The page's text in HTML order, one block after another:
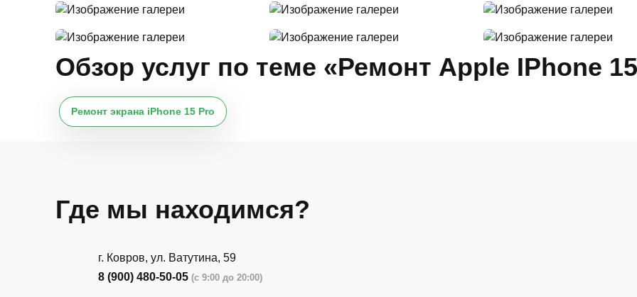
Обзор услуг по теме «Ремонт Apple IPhone
Ремонт экрана iPhone 15 Pro
Где мы находимся?
г. Ковров, ул. Ватутина, 59
8 (900) 480-50-05 (с 9:00 до 20:00)